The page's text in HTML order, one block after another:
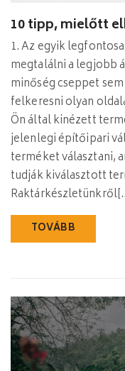
10 tipp, mielőtt
1. Az egyik
megtalálni a legjobb
minőség cseppet
felkeresni olyan
Ön által kinézett
jelenlegi építőipari
terméket választani,
tudják kiválasztott
TOVÁBB